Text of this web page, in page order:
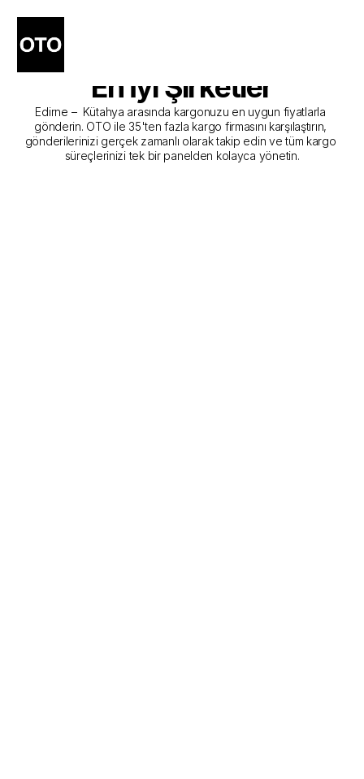
Edirne - Kütahya Kargo
Gönderim Hizmeti Sunan
En İyi Şirketler
Edirne –  Kütahya arasında kargonuzu en uygun fiyatlarla
gönderin. OTO ile 35'ten fazla kargo firmasını karşılaştırın,
gönderilerinizi gerçek zamanlı olarak takip edin ve tüm kargo
süreçlerinizi tek bir panelden kolayca yönetin.